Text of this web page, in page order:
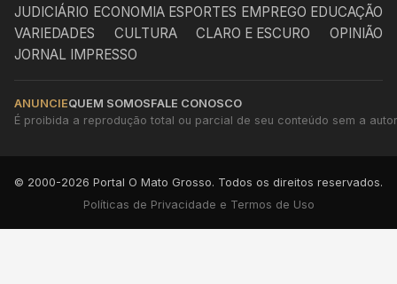
JUDICIÁRIO ECONOMIA ESPORTES EMPREGO EDUCAÇÃO
VARIEDADES
CULTURA CLARO E ESCURO
OPINIÃO
JORNAL IMPRESSO
ANUNCIEQUEM SOMOSFALE CONOSCO
É proibida a reprodução total ou parcial de seu conteúdo sem a
© 2000-2026 Portal O Mato Grosso. Todos os direitos reservados.
Políticas de Privacidade e Termos de Uso